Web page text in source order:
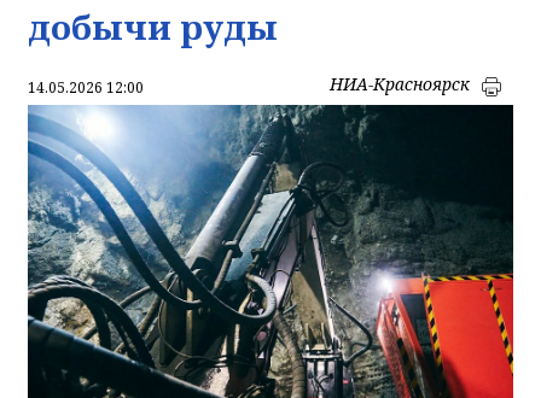
добычи руды
14.05.2026 12:00 НИА-Красноярск